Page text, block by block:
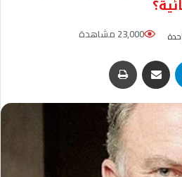
23,000 مشاهدة
تيلقرام مشاركة عبر البريد